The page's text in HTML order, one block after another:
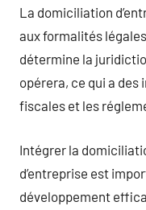
La domiciliation
aux formalités
détermine la
opérera, ce qui a
fiscales et les
Intégrer la
d’entreprise est
développement